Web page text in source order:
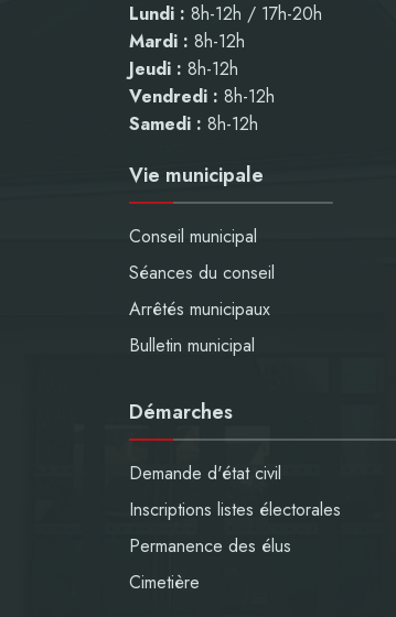
Lundi : 8h-12h / 17h-20h
Mardi : 8h-12h
Jeudi : 8h-12h
Vendredi : 8h-12h
Samedi : 8h-12h
Vie municipale
Conseil municipal
Séances du conseil
Arrêtés municipaux
Bulletin municipal
Démarches
Demande d'état civil
Inscriptions listes électorales
Permanence des élus
Cimetière